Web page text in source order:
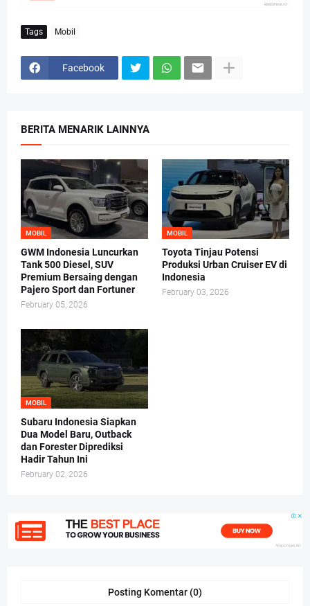
Tags Mobil
Facebook
BERITA MENARIK LAINNYA
MOBIL
GWM Indonesia Luncurkan
Tank 500 Diesel, SUV
Premium Bersaing dengan
Pajero Sport dan Fortuner
February 05, 2026
MOBIL
Toyota Tinjau Potensi
Produksi Urban Cruiser EV di
Indonesia
February 03, 2026
MOBIL
Subaru Indonesia Siapkan
Dua Model Baru, Outback
dan Forester Diprediksi
Hadir Tahun Ini
February 02, 2026
Posting Komentar (0)